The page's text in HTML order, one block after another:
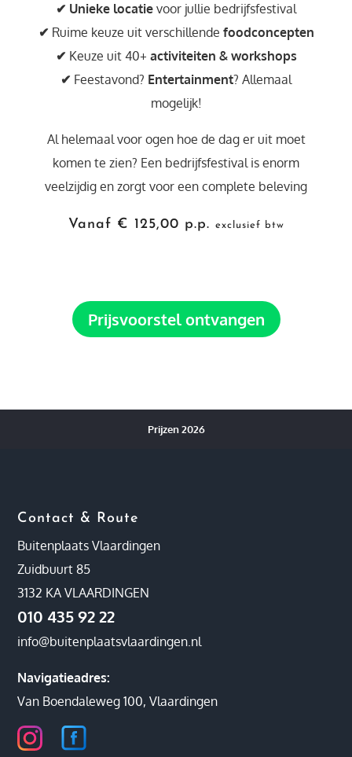
✔ Unieke locatie voor jullie bedrijfsfestival
✔ Ruime keuze uit verschillende foodconcepten
✔ Keuze uit 40+ activiteiten & workshops
✔ Feestavond? Entertainment? Allemaal
mogelijk!
Al helemaal voor ogen hoe de dag er uit moet
komen te zien? Een bedrijfsfestival is enorm
veelzijdig en zorgt voor een complete beleving
Vanaf € 125,00 p.p. exclusief btw
Prijsvoorstel ontvangen
Prijzen 2026
Contact & Route
Buitenplaats Vlaardingen
Zuidbuurt 85
3132 KA VLAARDINGEN
010 435 92 22
info@buitenplaatsvlaardingen.nl
Navigatieadres:
Van Boendaleweg 100, Vlaardingen